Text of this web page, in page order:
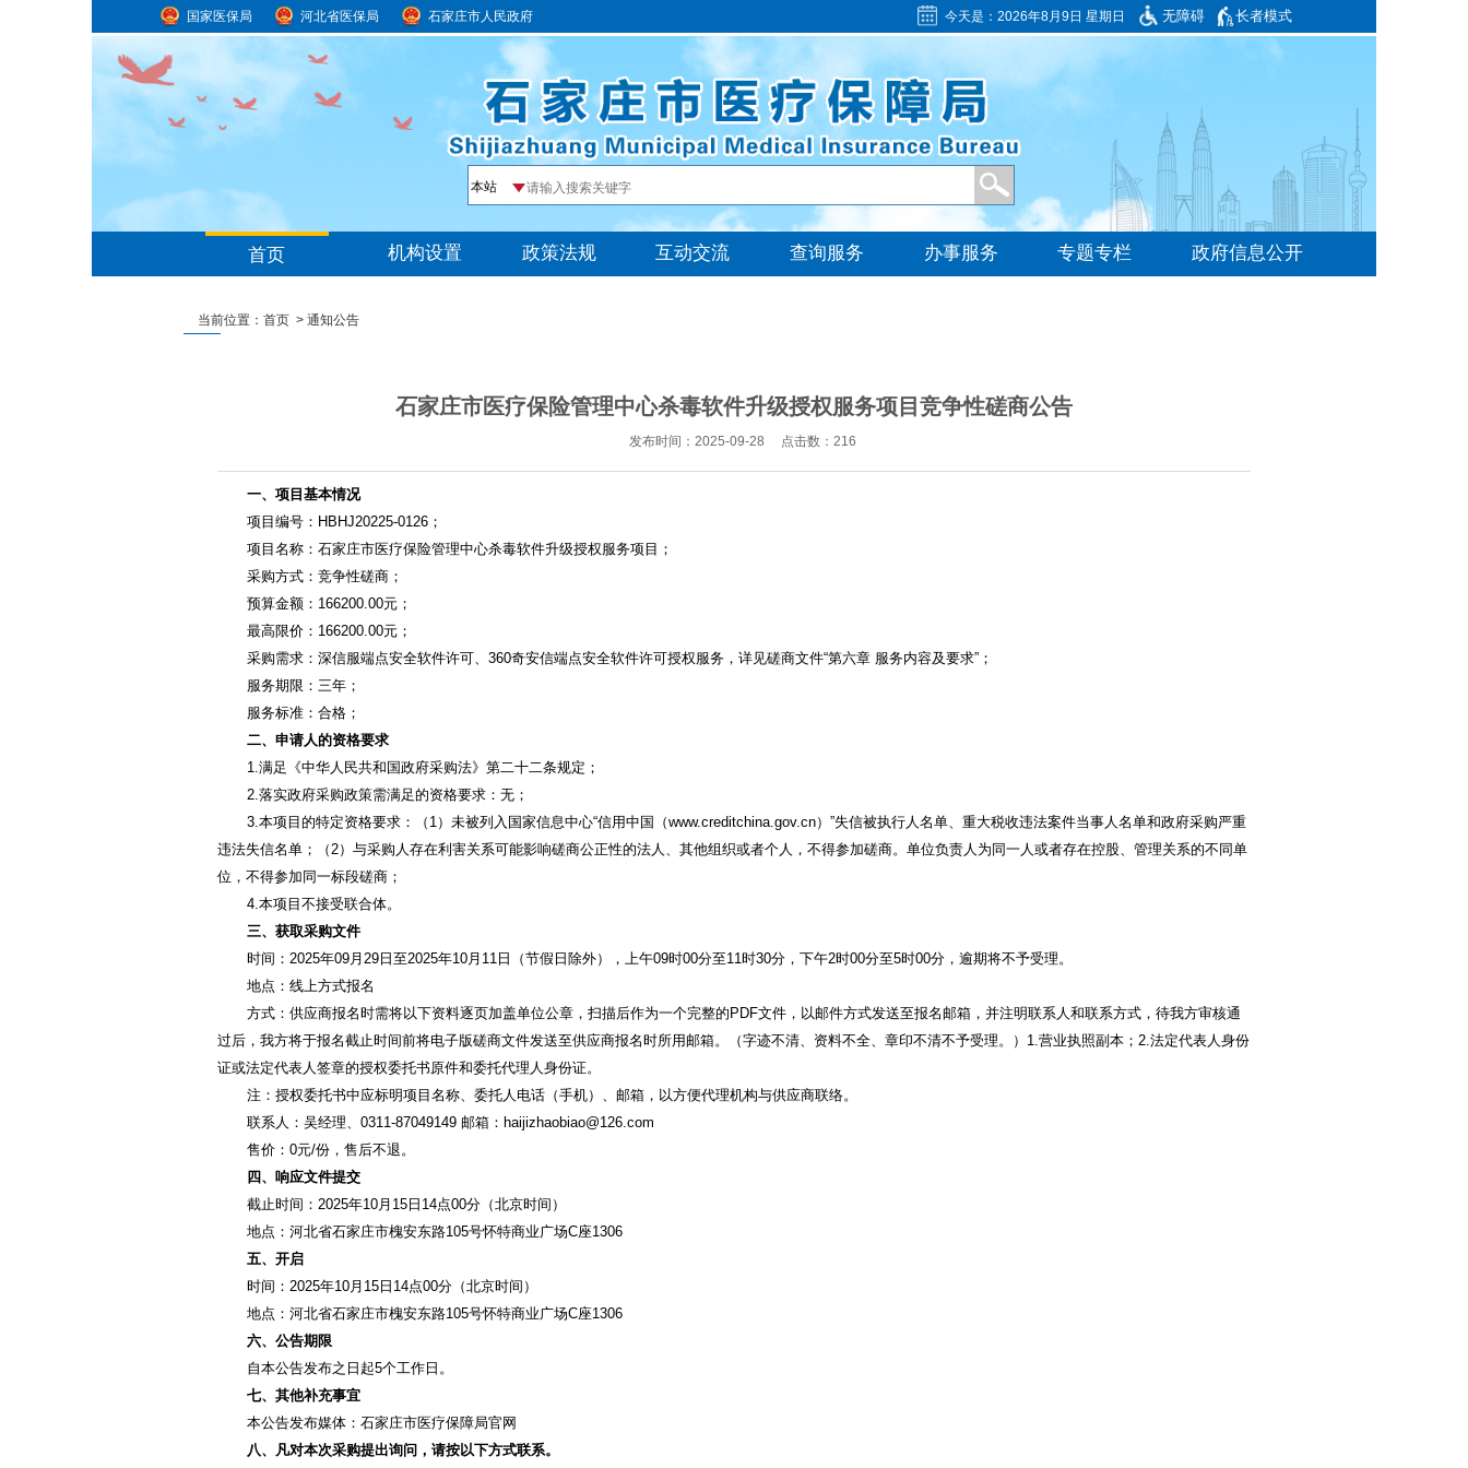
国家医保局 河北省医保局 石家庄市人民政府 今天是：2026年8月9日 星期日 无障碍 长者模式
当前位置： 首页> 通知公告
石家庄市医疗保险管理中心杀毒软件升级授权服务项目竞争性磋商公告
发布时间：2025-09-28 点击数： 216
一、项目基本情况
项目编号：HBHJ20225-0126；
项目名称：石家庄市医疗保险管理中心杀毒软件升级授权服务项目；
采购方式：竞争性磋商；
预算金额：166200.00元；
最高限价：166200.00元；
采购需求：深信服端点安全软件许可、360奇安信端点安全软件许可授权服务，详见磋商文件“第六章 服务内容及要求”；
服务期限：三年；
服务标准：合格；
二、申请人的资格要求
1.满足《中华人民共和国政府采购法》第二十二条规定；
2.落实政府采购政策需满足的资格要求：无；
3.本项目的特定资格要求：（1）未被列入国家信息中心“信用中国（www.creditchina.gov.cn）”失信被执行人名单、重大税收违法案件当事人名单和政府采购严重
违法失信名单；（2）与采购人存在利害关系可能影响磋商公正性的法人、其他组织或者个人，不得参加磋商。单位负责人为同一人或者存在控股、管理关系的不同单
位，不得参加同一标段磋商；
4.本项目不接受联合体。
三、获取采购文件
时间：2025年09月29日至2025年10月11日（节假日除外），上午09时00分至11时30分，下午2时00分至5时00分，逾期将不予受理。
地点：线上方式报名
方式：供应商报名时需将以下资料逐页加盖单位公章，扫描后作为一个完整的PDF文件，以邮件方式发送至报名邮箱，并注明联系人和联系方式，待我方审核通
过后，我方将于报名截止时间前将电子版磋商文件发送至供应商报名时所用邮箱。（字迹不清、资料不全、章印不清不予受理。）1.营业执照副本；2.法定代表人身份
证或法定代表人签章的授权委托书原件和委托代理人身份证。
注：授权委托书中应标明项目名称、委托人电话（手机）、邮箱，以方便代理机构与供应商联络。
联系人：吴经理、0311-87049149 邮箱：haijizhaobiao@126.com
售价：0元/份，售后不退。
四、响应文件提交
截止时间：2025年10月15日14点00分（北京时间）
地点：河北省石家庄市槐安东路105号怀特商业广场C座1306
五、开启
时间：2025年10月15日14点00分（北京时间）
地点：河北省石家庄市槐安东路105号怀特商业广场C座1306
六、公告期限
自本公告发布之日起5个工作日。
七、其他补充事宜
本公告发布媒体：石家庄市医疗保障局官网
八、凡对本次采购提出询问，请按以下方式联系。